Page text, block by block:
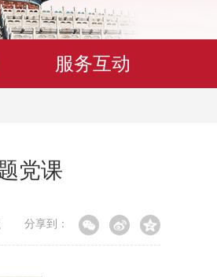
服务互动
党课
分享到：